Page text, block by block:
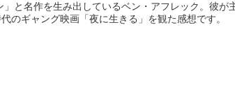
」と名作を生み出しているベン・アフレック。彼が
のギャング映画「夜に生きる」を観た感想です。